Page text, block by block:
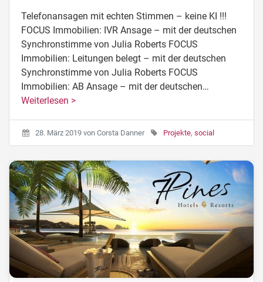
Telefonansagen mit echten Stimmen – keine KI !!!
FOCUS Immobilien: IVR Ansage – mit der deutschen
Synchronstimme von Julia Roberts FOCUS
Immobilien: Leitungen belegt – mit der deutschen
Synchronstimme von Julia Roberts FOCUS
Immobilien: AB Ansage – mit der deutschen…
Weiterlesen >
28. März 2019 von Corsta Danner Projekte, social